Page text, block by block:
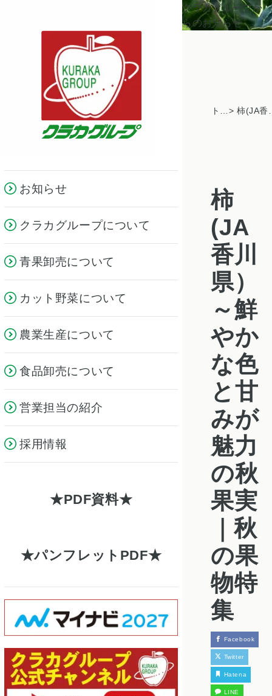
お知らせ
クラカグループについて
青果卸売について
カット野菜について
農業生産について
食品卸売について
営業担当の紹介
採用情報
PDF資料
パンフレットPDF
クラカグループか
らのお知らせ
トピックス一覧 > 柿(JA香川
柿
(JA
香川
県）
～鮮
やか
な色
と甘
みが
魅力
の秋
果実
｜秋
の果
物特
集
Facebook
Twitter
Hatena
LINE